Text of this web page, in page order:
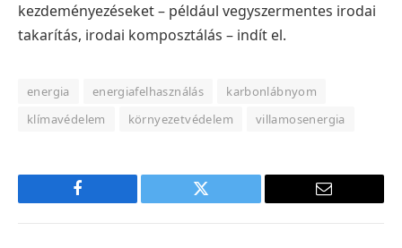
kezdeményezéseket – például vegyszermentes irodai
takarítás, irodai komposztálás – indít el.
energia energiafelhasználás
karbonlábnyom
klímavédelem
környezetvédelem villamosenergia
Facebook Twitter
E-